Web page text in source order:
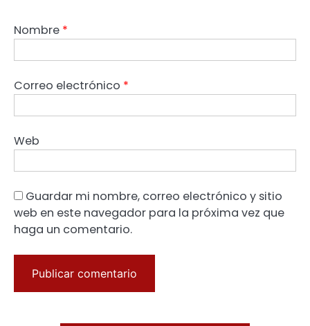
Nombre *
Correo electrónico *
Web
Guardar mi nombre, correo electrónico y sitio
web en este navegador para la próxima vez que
haga un comentario.